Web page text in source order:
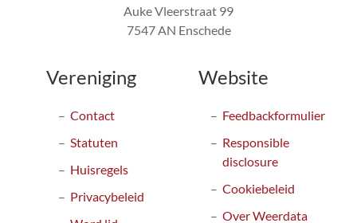
Auke Vleerstraat 99
7547 AN Enschede
Vereniging
Contact
Statuten
Huisregels
Privacybeleid
Website
Feedbackformulier
Responsible
disclosure
Cookiebeleid
Over Weerdata